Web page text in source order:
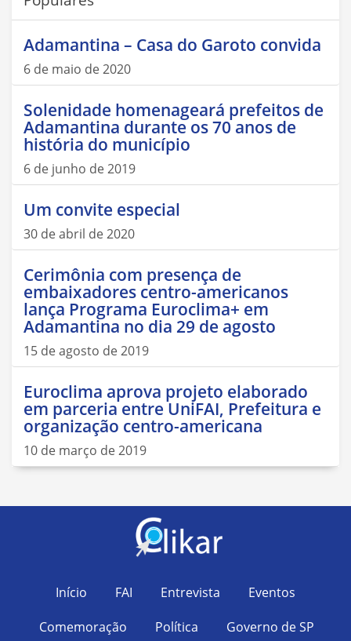
Adamantina – Casa do Garoto convida
6 de maio de 2020
Solenidade homenageará prefeitos de
Adamantina durante os 70 anos de
história do município
6 de junho de 2019
Um convite especial
30 de abril de 2020
Cerimônia com presença de
embaixadores centro-americanos
lança Programa Euroclima+ em
Adamantina no dia 29 de agosto
15 de agosto de 2019
Euroclima aprova projeto elaborado
em parceria entre UniFAI, Prefeitura e
organização centro-americana
10 de março de 2019
Início FAI Entrevista
Eventos
Comemoração
Política Governo de SP